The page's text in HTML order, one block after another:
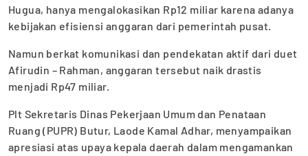
Hugua, hanya mengalokasikan Rp12 miliar karena adanya
kebijakan efisiensi anggaran dari pemerintah pusat.
Namun berkat komunikasi dan pendekatan aktif dari duet
Afirudin – Rahman, anggaran tersebut naik drastis
menjadi Rp47 miliar.
Plt Sekretaris Dinas Pekerjaan Umum dan Penataan
Ruang (PUPR) Butur, Laode Kamal Adhar, menyampaikan
apresiasi atas upaya kepala daerah dalam mengamankan